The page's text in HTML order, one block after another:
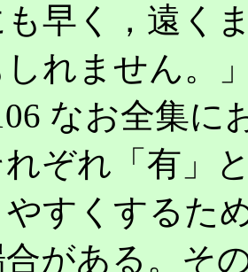
も早く，遠く
しれません。
なお全集に
ぞれ「有」
すくするた
がある。そ